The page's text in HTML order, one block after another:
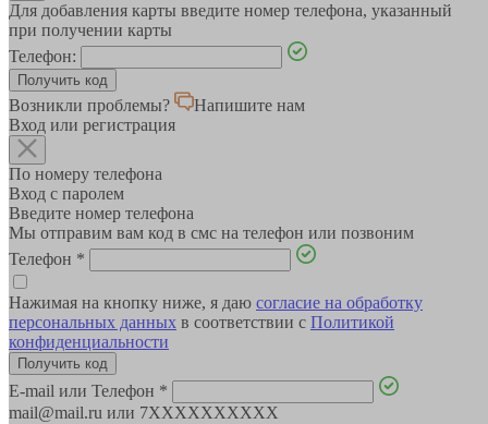
Для добавления карты введите номер телефона, указанный
при получении карты
Телефон:
Возникли проблемы?
Напишите нам
Вход или регистрация
По номеру телефона
Вход с паролем
Введите номер телефона
Мы отправим вам код в смс на телефон или позвоним
Телефон *
Нажимая на кнопку ниже, я даю согласие на обработку
персональных данных в соответствии с Политикой
конфиденциальности
E-mail или Телефон *
mail@mail.ru или 7XXXXXXXXXX